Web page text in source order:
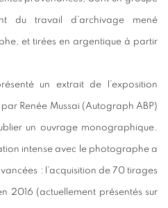
du travail d’archivage mené
et tirées en argentique à partir
un extrait de l’exposition
Renée Mussai (Autograph ABP)
un ouvrage monographique.
intense avec le photographe a
: l’acquisition de 70 tirages
2016 (actuellement présentés sur